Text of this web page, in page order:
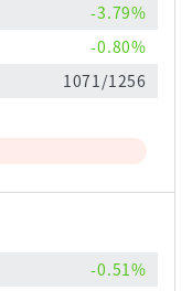
-3.79%
-0.80%
1071/1256
-0.51%